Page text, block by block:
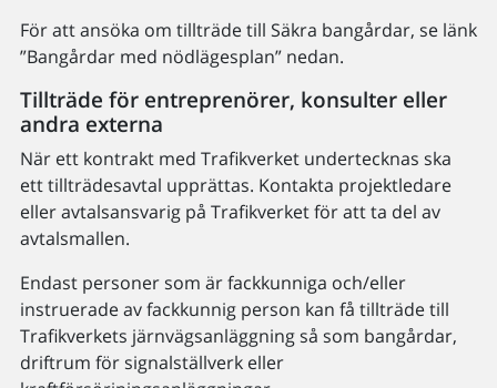
För att ansöka om tillträde till Säkra bangårdar, se länk
”Bangårdar med nödlägesplan” nedan.
Tillträde för entreprenörer, konsulter eller
andra externa
När ett kontrakt med Trafikverket undertecknas ska
ett tillträdesavtal upprättas. Kontakta projektledare
eller avtalsansvarig på Trafikverket för att ta del av
avtalsmallen.
Endast personer som är fackkunniga och/eller
instruerade av fackkunnig person kan få tillträde till
Trafikverkets järnvägsanläggning så som bangårdar,
driftrum för signalställverk eller